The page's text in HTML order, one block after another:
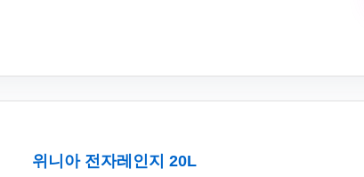
위니아 전자레인지 20L